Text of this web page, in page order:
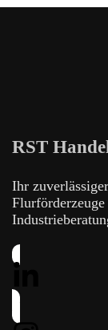
RST
Ihr